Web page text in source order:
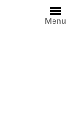
Menu